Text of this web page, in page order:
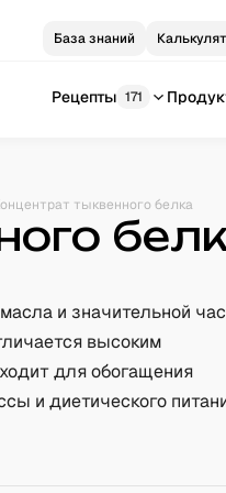
База знаний
Рецепты 171
тыквенного белка
и значительной
высоким
для обогащения
и диетического